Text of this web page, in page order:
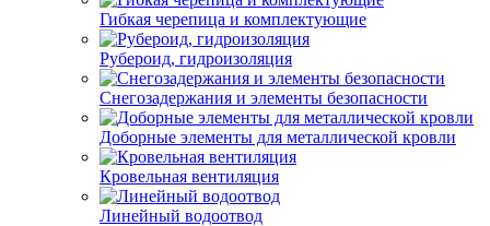
Гибкая черепица и комплектующие
Рубероид, гидроизоляция
Снегозадержания и элементы безопасности
Доборные элементы для металлической кровли
Кровельная вентиляция
Линейный водоотвод